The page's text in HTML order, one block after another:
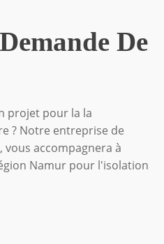
De
projet pour la la
? Notre entreprise de
accompagnera à
Namur pour l'isolation